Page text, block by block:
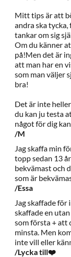
Mitt tips är att
andra ska tycka,
tankar om sig
Om du känner
på!Men det är
att man har en
som man väljer
bra!
Det är inte
du kan ju testa
något för dig
/M
Jag skaffa min
topp sedan 13
bekvämast och
som är
/Essa
Jag skaffade för
skaffade en
som första + att
minsta. Men
inte vill eller
/Lycka till❤️